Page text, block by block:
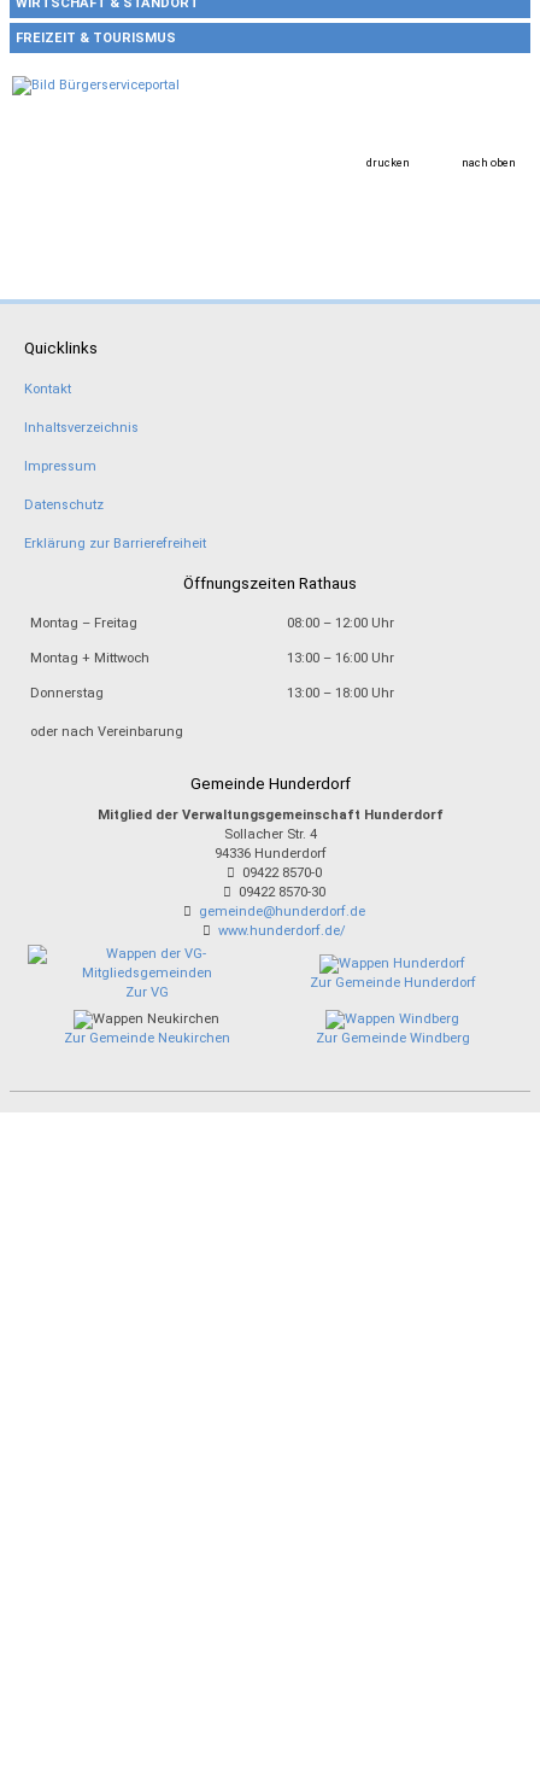
WIRTSCHAFT & STANDORT
FREIZEIT & TOURISMUS
drucken nach oben
Quicklinks
Kontakt
Inhaltsverzeichnis
Impressum
Datenschutz
Erklärung zur Barrierefreiheit
Öffnungszeiten Rathaus
Montag – Freitag 08:00 – 12:00 Uhr
Montag + Mittwoch 13:00 – 16:00 Uhr
Donnerstag 13:00 – 18:00 Uhr
oder nach Vereinbarung
Gemeinde Hunderdorf
Mitglied der Verwaltungsgemeinschaft Hunderdorf
Sollacher Str. 4
94336 Hunderdorf
09422 8570-0
09422 8570-30
gemeinde@hunderdorf.de
www.hunderdorf.de/
Zur VG
Zur Gemeinde Hunderdorf
Zur Gemeinde Neukirchen Zur Gemeinde Windberg